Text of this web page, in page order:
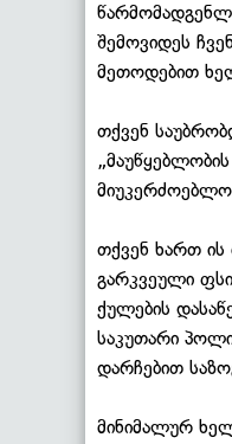
შემოვიდეს
მეთოდებით
თქვენ
თქვენ ხართ
გარკვეული
ქულების
საკუთარი
დარჩებით
მინიმალურ